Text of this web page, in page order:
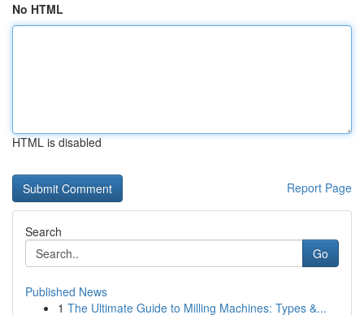
No HTML
HTML is disabled
Report Page
Search
Go
Published News
1 The Ultimate Guide to Milling Machines: Types &...